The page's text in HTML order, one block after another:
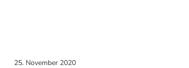
25. November 2020